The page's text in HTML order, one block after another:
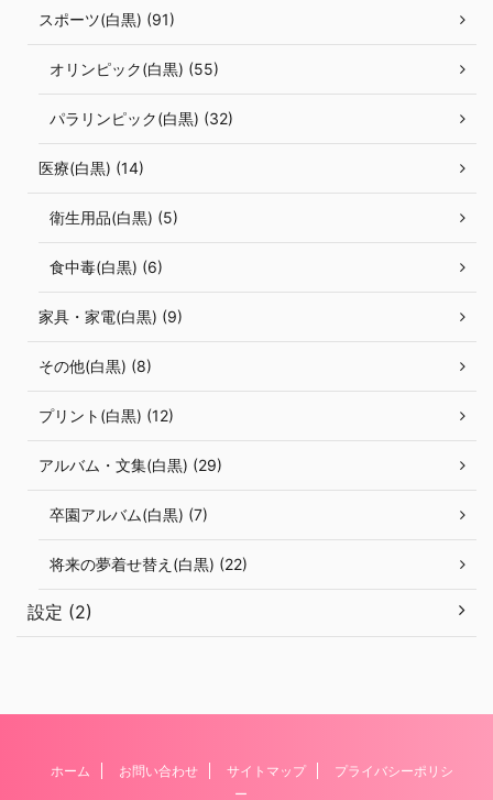
スポーツ(白黒) (91)
オリンピック(白黒) (55)
パラリンピック(白黒) (32)
医療(白黒) (14)
衛生用品(白黒) (5)
食中毒(白黒) (6)
家具・家電(白黒) (9)
その他(白黒) (8)
プリント(白黒) (12)
アルバム・文集(白黒) (29)
卒園アルバム(白黒) (7)
将来の夢着せ替え(白黒) (22)
設定 (2)
ホーム お問い合わせ サイトマップ
プライバシーポリシ
ー